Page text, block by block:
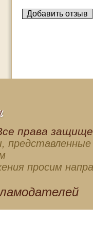
права
представленные
просим